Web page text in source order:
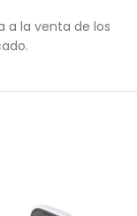
a la venta de los